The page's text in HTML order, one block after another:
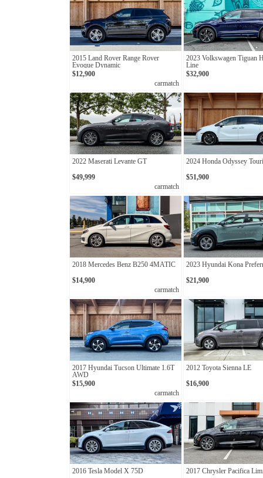
2015 Land Rover Range Rover
Evoque Dynamic
$12,900
carmatch
2023 Volkswagen Tiguan
Line
$32,900
2022 Maserati Levante GT
$49,999
carmatch
2024 Honda Odyssey
$51,900
2018 Mercedes Benz B250 4MATIC
$14,900
carmatch
2023 Hyundai Kona
$21,900
2017 Hyundai Tucson Ultimate 1.6T
AWD
$15,900
carmatch
2012 Toyota Sienna LE
$16,900
2016 Tesla Model X 75D
2017 Chrysler Pacifica